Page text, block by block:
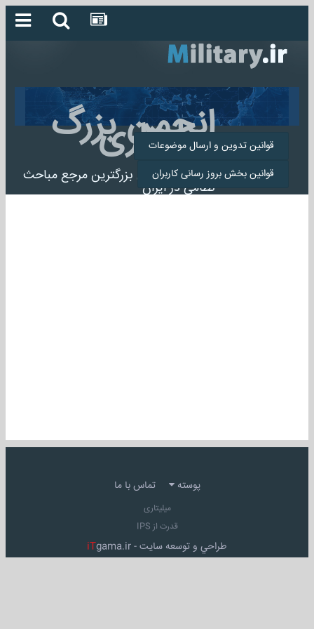
انجمن بزرگ
میلیتاری
انجمن میلیتاری بزرگترین مرجع مباحث
نظامی در ایران
قوانین تدوین و ارسال موضوعات
قوانین بخش بروز رسانی کاربران
پوسته تماس با ما
میلیتاری
قدرت از IPS
طراحي و توسعه سايت - iTgama.ir